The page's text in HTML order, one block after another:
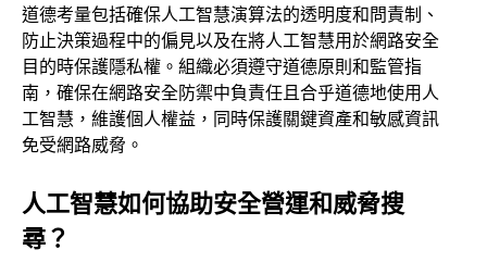
道德考量包括確保人工智慧演算法的透明度和問責制、
防止決策過程中的偏見以及在將人工智慧用於網路安全
目的時保護隱私權。組織必須遵守道德原則和監管指
南，確保在網路安全防禦中負責任且合乎道德地使用人
工智慧，維護個人權益，同時保護關鍵資產和敏感資訊
免受網路威脅。
人工智慧如何協助安全營運和威脅搜
尋？